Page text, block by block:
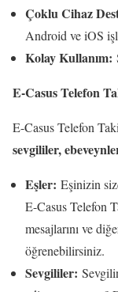
Çoklu Cihaz
Android ve iOS
Kolay Kullanım:
E-Casus Telefon
E-Casus Telefon
sevgililer,
Eşler: Eşinizin
E-Casus Telefon
mesajlarını ve
öğrenebilirsiniz.
Sevgililer: